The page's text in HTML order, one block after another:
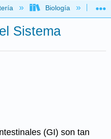
global
Biología
Sistema
(GI) son tan